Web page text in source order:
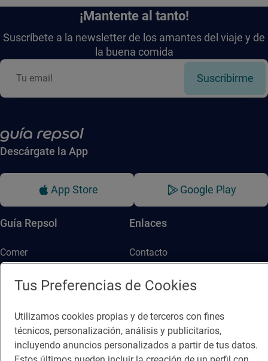
¡Mantente al tanto!
Suscríbete a la newsletter de los amantes del viaje y de
la buena comida
Suscribirme
Descárgate la App
App Store Google Play
Guía Repsol
Comer
Enlaces
Contacto
Tus Preferencias de Cookies
Utilizamos cookies propias y de terceros con fines
técnicos, personalización, análisis y publicitarios,
incluyendo anuncios personalizados a partir de tus datos.